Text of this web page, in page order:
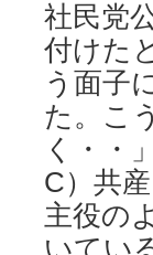
社民党
付けた
う面子
た。こ
く・・
C）共
主役の
いてい